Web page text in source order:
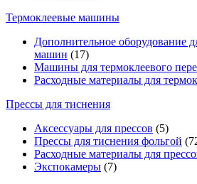
Термоклеевые машины
Дополнительное оборудование
машин (17)
Машины для термоклеевого
Расходные материалы для
Прессы для тиснения
Аксессуары для прессов (5)
Прессы для тиснения фольгой
Расходные материалы для
Экспокамеры (7)